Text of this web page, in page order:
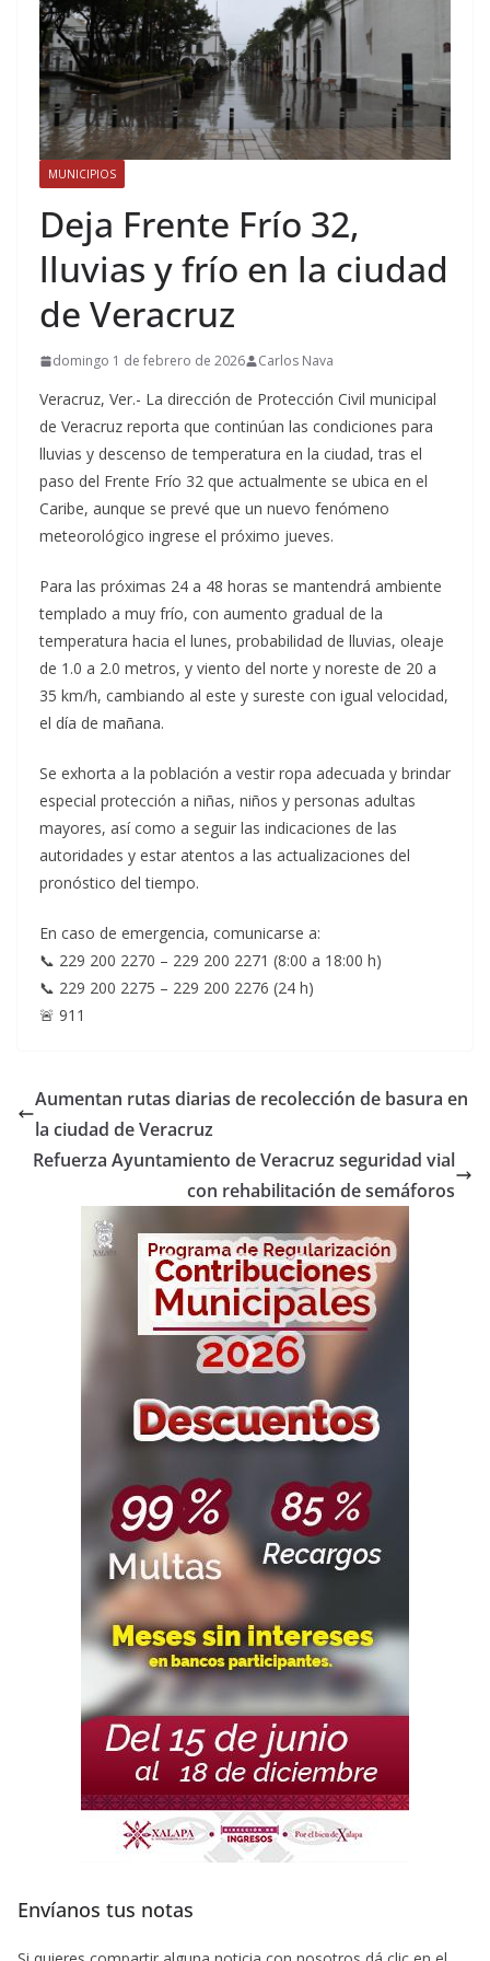
MUNICIPIOS
Deja Frente Frío 32,
lluvias y frío en la ciudad
de Veracruz
domingo 1 de febrero de 2026 Carlos Nava
Veracruz, Ver.- La dirección de Protección Civil municipal
de Veracruz reporta que continúan las condiciones para
lluvias y descenso de temperatura en la ciudad, tras el
paso del Frente Frío 32 que actualmente se ubica en el
Caribe, aunque se prevé que un nuevo fenómeno
meteorológico ingrese el próximo jueves.
Para las próximas 24 a 48 horas se mantendrá ambiente
templado a muy frío, con aumento gradual de la
temperatura hacia el lunes, probabilidad de lluvias, oleaje
de 1.0 a 2.0 metros, y viento del norte y noreste de 20 a
35 km/h, cambiando al este y sureste con igual velocidad,
el día de mañana.
Se exhorta a la población a vestir ropa adecuada y brindar
especial protección a niñas, niños y personas adultas
mayores, así como a seguir las indicaciones de las
autoridades y estar atentos a las actualizaciones del
pronóstico del tiempo.
En caso de emergencia, comunicarse a:
📞 229 200 2270 – 229 200 2271 (8:00 a 18:00 h)
📞 229 200 2275 – 229 200 2276 (24 h)
🚨 911
Aumentan rutas diarias de recolección de basura en
la ciudad de Veracruz
Refuerza Ayuntamiento de Veracruz seguridad vial
con rehabilitación de semáforos
Envíanos tus notas